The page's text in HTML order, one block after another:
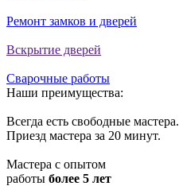
Ремонт замков и дверей
Вскрытие дверей
Сварочные работы
Наши преимущества:
Всегда есть свободные мастера.
Приезд мастера за 20 минут.
Мастера с опытом
работы более 5 лет